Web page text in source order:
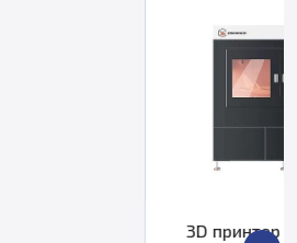
3D принтер Zongheng3D SUPER